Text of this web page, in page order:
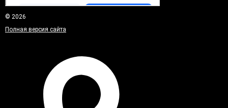
© 2026
Полная версия сайта